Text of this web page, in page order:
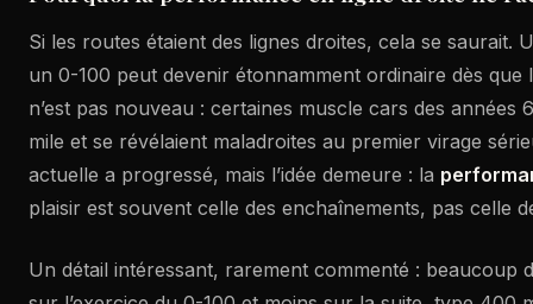
Si les routes étaient des lignes droites, cela se saurait.
un 0-100 peut devenir étonnamment ordinaire dès que
n’est pas nouveau : certaines muscle cars des années
mile et se révélaient maladroites au premier virage
actuelle a progressé, mais l’idée demeure : la
plaisir est souvent celle des enchaînements, pas celle
Un détail intéressant, rarement commenté : beaucoup